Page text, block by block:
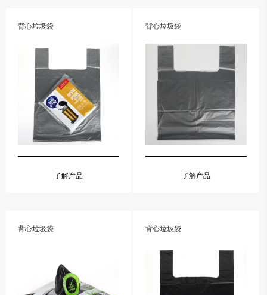
背心垃圾袋
了解产品
背心垃圾袋
了解产品
背心垃圾袋 背心垃圾袋